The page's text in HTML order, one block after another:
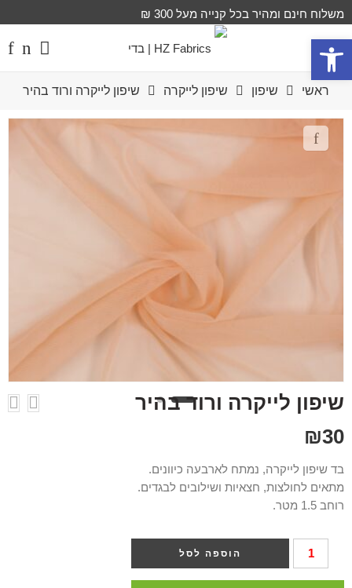
פתח סרגל נגישות
משלוח חינם ומהיר בכל קנייה מעל 300 ₪
ראשי שיפון שיפון לייקרה שיפון לייקרה ורוד בהיר
שיפון לייקרה ורוד בהיר
₪30
בד שיפון לייקרה, נמתח לארבעה כיוונים.
מתאים לחולצות, חצאיות ושילובים לבגדים.
רוחב 1.5 מטר.
הוספה לסל